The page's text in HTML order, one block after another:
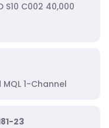
S10 C002 40,000
1-Channel
23